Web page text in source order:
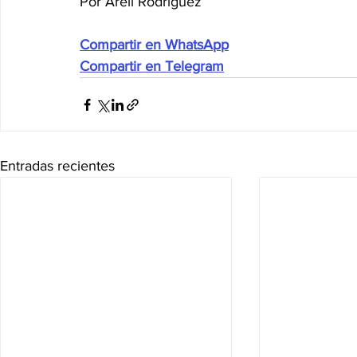
Compartir en WhatsApp
Compartir en Telegram
Entradas recientes